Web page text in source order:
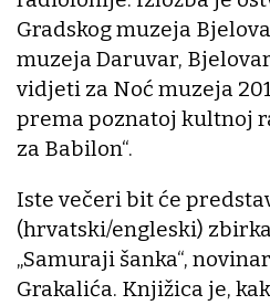
Gradskog muzeja
muzeja Daruvar,
vidjeti za Noć muzeja
prema poznatoj kultnoj
za Babilon“.
Iste večeri bit će
(hrvatski/engleski)
„Samuraji šanka“,
Grakalića. Knjižica je,